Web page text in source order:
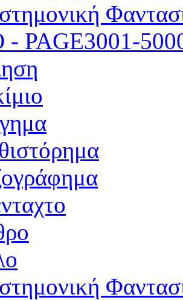
PAGE3001-